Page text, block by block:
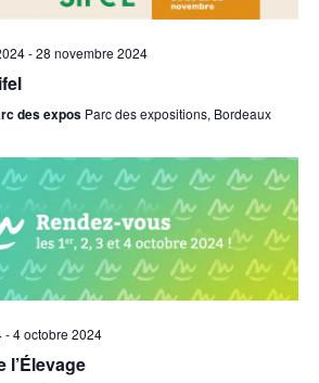
-28 novembre 2024
des expos Parc des expositions, Bordeaux
-4 octobre 2024
l’Élevage